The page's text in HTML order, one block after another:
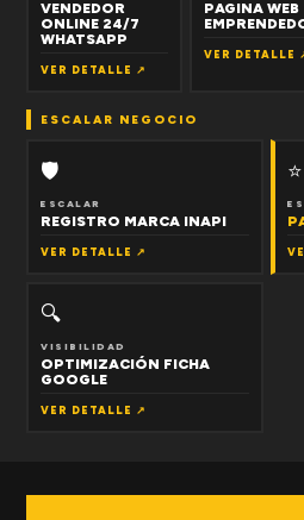
VENDEDOR
ONLINE 24/7
WHATSAPP
VER DETALLE ↗
PAGINA WEB
VER DETALLE
ESCALAR NEGOCIO
🛡
ESCALAR
REGISTRO MARCA INAPI
VER DETALLE ↗
⭐
🔍
VISIBILIDAD
OPTIMIZACIÓN FICHA
GOOGLE
VER DETALLE ↗